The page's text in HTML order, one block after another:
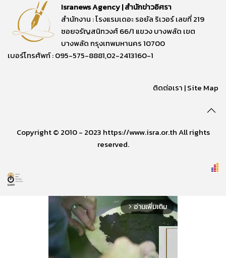
Isranews Agency | สำนักข่าวอิศรา
สำนักงาน : โรงแรมเดอะ รอยัล ริเวอร์ เลขที่ 219
ซอยจรัญสนิทวงศ์ 66/1 แขวง บางพลัด เขต
บางพลัด กรุงเทพมหานคร 10700
เบอร์โทรศัพท์ : 095-575-8881,02-2413160-1
ติดต่อเรา |Site Map
Copyright © 2010 - 2023 https://www.isra.or.th All rights
reserved.
arrow_forward_ios อ่านเพิ่มเติม